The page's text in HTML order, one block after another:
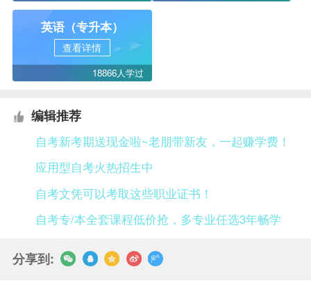
英语（专升本）
查看详情
18866人学过
编辑推荐
自考新考期送现金啦~老朋带新友，一起赚学费！
应用型自考火热招生中
自考文凭可以考取这些职业证书！
自考专/本全套课程低价抢，多专业任选3年畅学
分享到: